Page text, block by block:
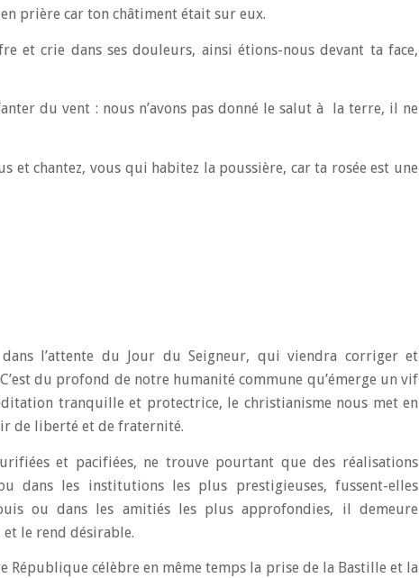
prière car ton châtiment était sur eux.
et crie dans ses douleurs, ainsi étions-nous devant ta face,
du vent : nous n’avons pas donné le salut à la terre, il ne
et chantez, vous qui habitez la poussière, car ta rosée est une
l’attente du Jour du Seigneur, qui viendra corriger et
du profond de notre humanité commune qu’émerge un vif
tranquille et protectrice, le christianisme nous met en
de liberté et de fraternité.
et pacifiées, ne trouve pourtant que des réalisations
dans les institutions les plus prestigieuses, fussent-elles
ou dans les amitiés les plus approfondies, il demeure
le rend désirable.
célèbre en même temps la prise de la Bastille et la